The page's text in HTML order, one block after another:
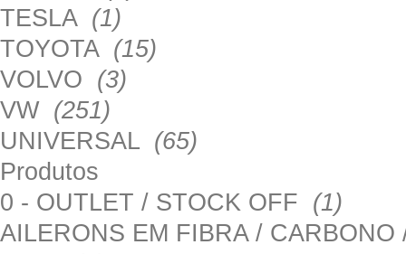
TESLA (1)
TOYOTA (15)
VOLVO (3)
VW (251)
UNIVERSAL (65)
Produtos
0 - OUTLET / STOCK OFF (1)
AILERONS EM FIBRA /